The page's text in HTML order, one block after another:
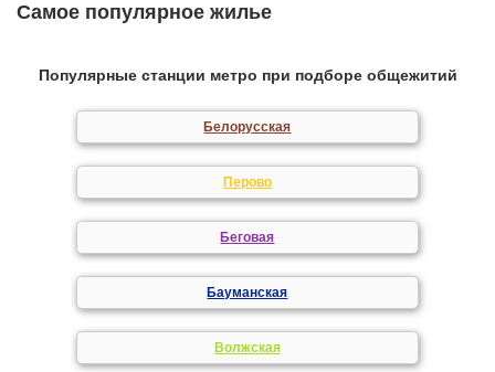
Самое популярное жилье
Популярные станции метро при подборе общежитий
Белорусская
Перово
Беговая
Бауманская
Волжская